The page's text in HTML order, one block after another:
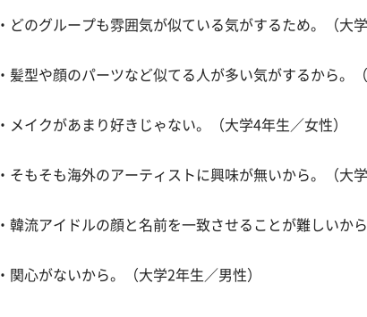
・どのグループも雰囲気が似ている気がするため。（大
・髪型や顔のパーツなど似てる人が多い気がするから。
・メイクがあまり好きじゃない。（大学4年生／女性）
・そもそも海外のアーティストに興味が無いから。（大
・韓流アイドルの顔と名前を一致させることが難しいか
・関心がないから。（大学2年生／男性）